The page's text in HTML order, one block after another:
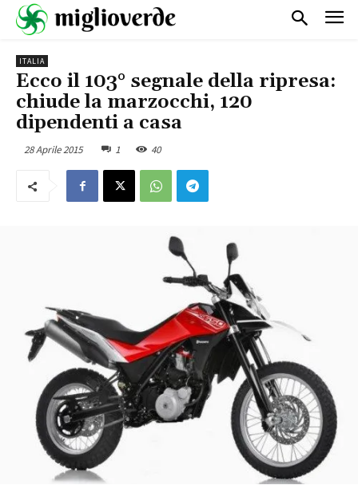
ITALIA
Ecco il 103° segnale della ripresa:
chiude la marzocchi, 120
dipendenti a casa
28 Aprile 2015 1 40